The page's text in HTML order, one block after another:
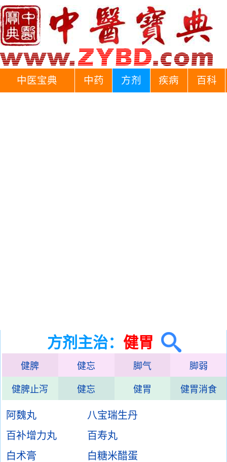
中医宝典 中药 方剂 疾病 百科
方剂主治： 健胃
健脾 健忘 脚气 脚弱
健脾止泻 健忘 健胃 健胃消食
阿魏丸
八宝瑞生丹
百补增力丸
百寿丸
白术膏
白糖米醋蛋